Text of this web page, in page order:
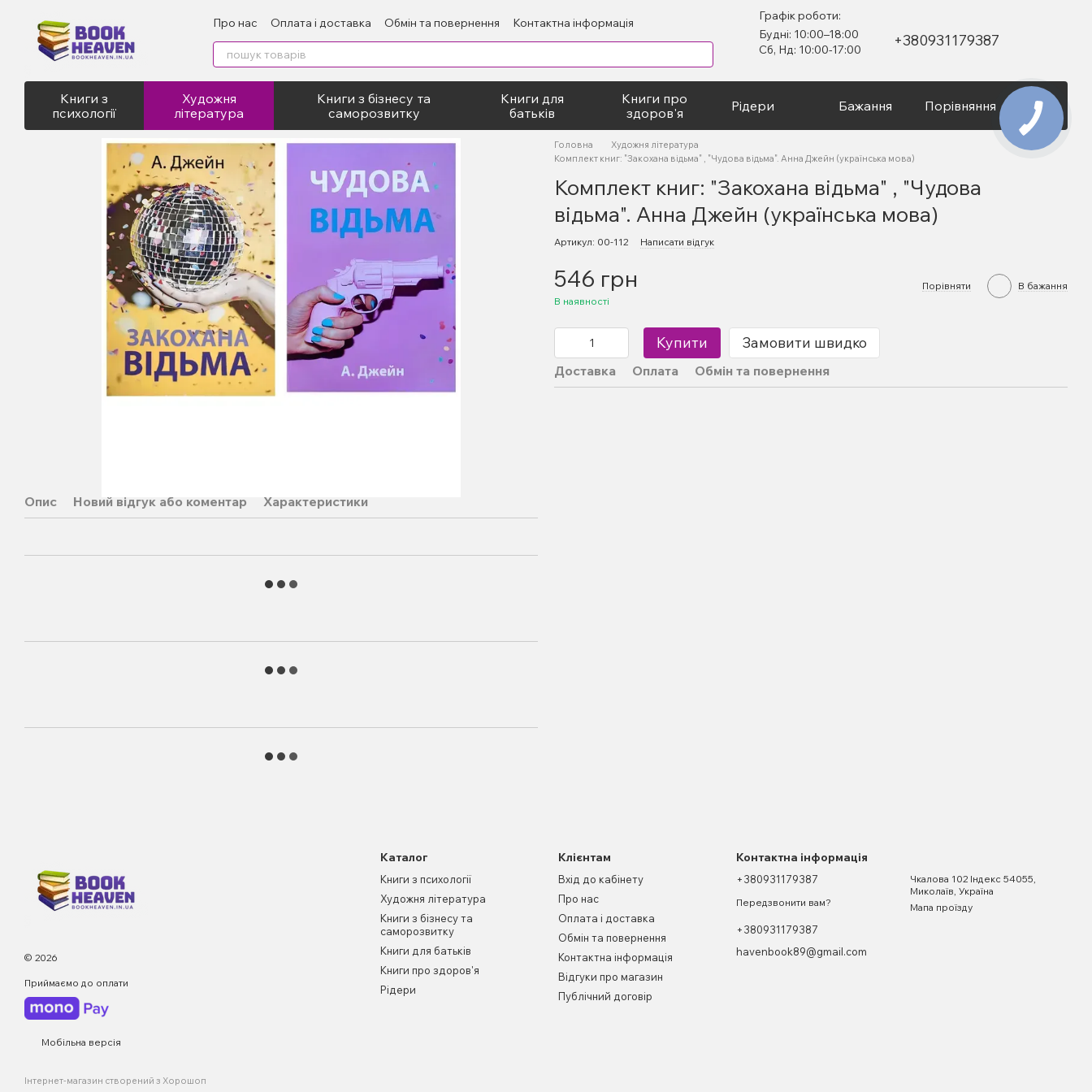
Про нас Оплата і доставка Обмін та повернення
Контактна інформація
Відгуки про магазин
Публічний договір
Графік роботи:
Будні: 10:00–18:00
Сб, Нд: 10:00-17:00
+380931179387
Книги з
психології
Художня
література
Книги з бізнесу та
саморозвитку
Книги для
батьків
Книги про
здоров'я
Рідери Бажання Порівняння Вхід
Опис Новий відгук або коментар Характеристики
Головна
Художня література
Комплект книг: "Закохана відьма" , "Чудова відьма". Анна Джейн (українська мова)
Комплект книг: "Закохана відьма" , "Чудова
відьма". Анна Джейн (українська мова)
Артикул: 00-112 Написати відгук
546 грн
В наявності
Порівняти В бажання
Купити Замовити швидко
Доставка Оплата Обмін та повернення
© 2026
Приймаємо до оплати
Мобільна версія
Інтернет-магазин створений з Хорошоп
Каталог
Книги з психології
Художня література
Книги з бізнесу та
саморозвитку
Книги для батьків
Книги про здоров'я
Рідери
Клієнтам
Вхід до кабінету
Про нас
Оплата і доставка
Обмін та повернення
Контактна інформація
Відгуки про магазин
Публічний договір
Контактна інформація
+380931179387
Передзвонити вам?
+380931179387
havenbook89@gmail.com
Чкалова 102 Індекс 54055,
Миколаїв, Україна
Мапа проїзду